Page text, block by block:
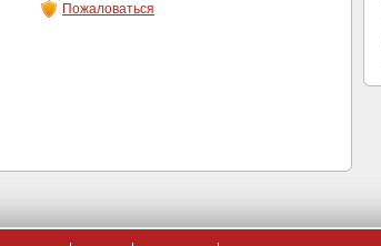
Пожаловаться